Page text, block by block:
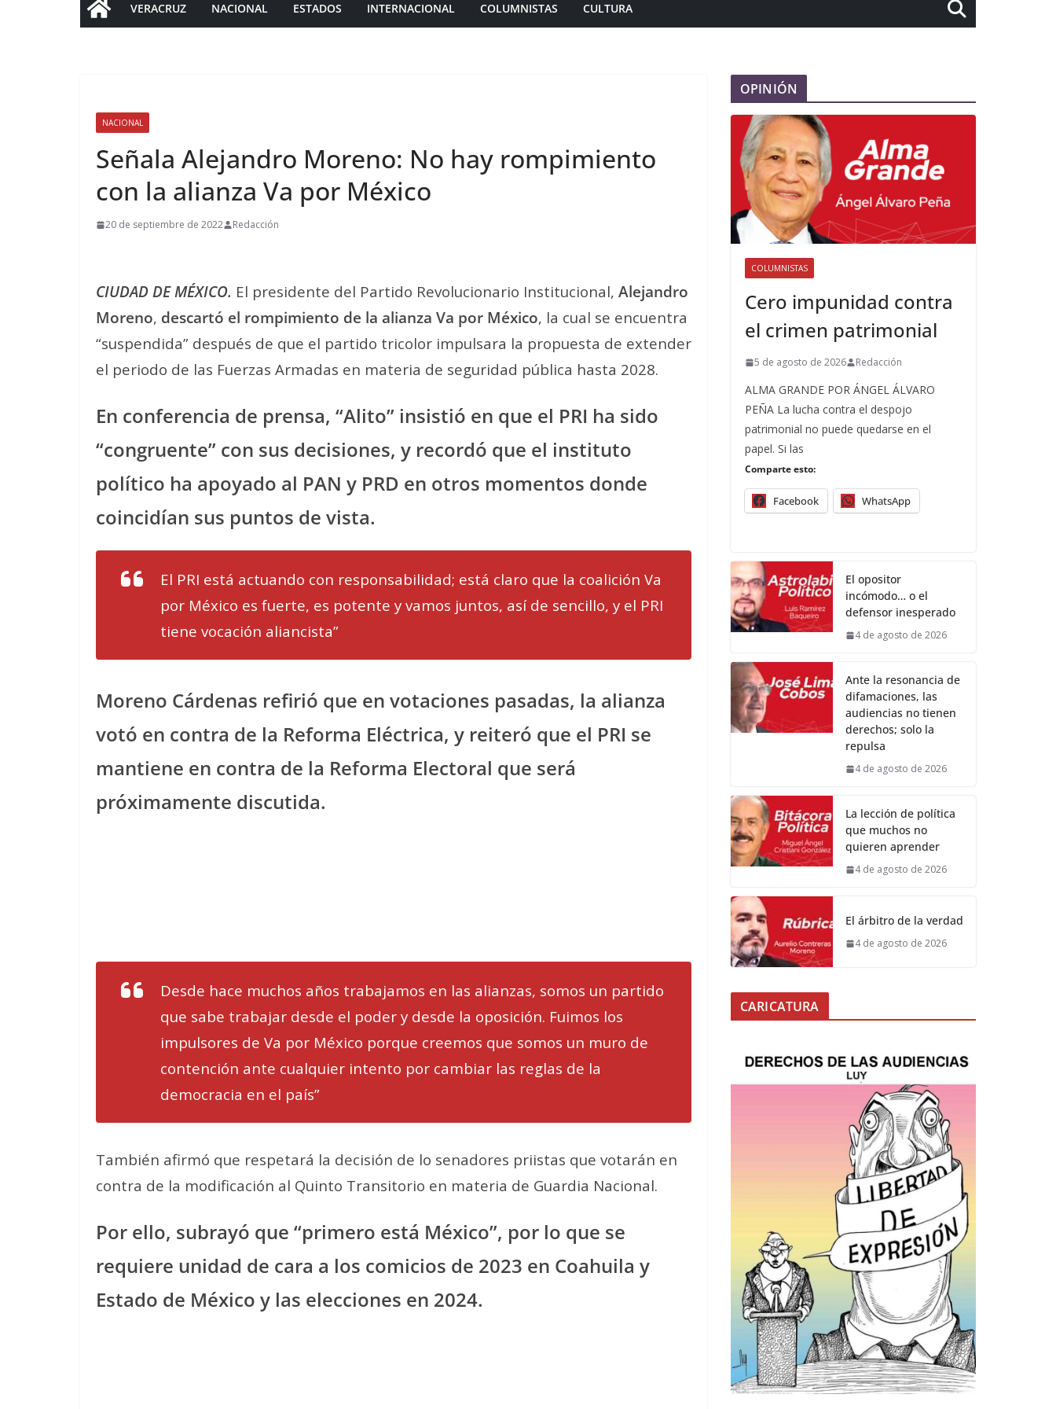
VERACRUZ NACIONAL ESTADOS INTERNACIONAL COLUMNISTAS CULTURA
NACIONAL
Señala Alejandro Moreno: No hay rompimiento
con la alianza Va por México
20 de septiembre de 2022 Redacción
CIUDAD DE MÉXICO. El presidente del Partido Revolucionario Institucional, Alejandro
Moreno, descartó el rompimiento de la alianza Va por México, la cual se encuentra
“suspendida” después de que el partido tricolor impulsara la propuesta de extender
el periodo de las Fuerzas Armadas en materia de seguridad pública hasta 2028.
En conferencia de prensa, “Alito” insistió en que el PRI ha sido
“congruente” con sus decisiones, y recordó que el instituto
político ha apoyado al PAN y PRD en otros momentos donde
coincidían sus puntos de vista.
El PRI está actuando con responsabilidad; está claro que la coalición Va
por México es fuerte, es potente y vamos juntos, así de sencillo, y el PRI
tiene vocación aliancista”
Moreno Cárdenas refirió que en votaciones pasadas, la alianza
votó en contra de la Reforma Eléctrica, y reiteró que el PRI se
mantiene en contra de la Reforma Electoral que será
próximamente discutida.
Desde hace muchos años trabajamos en las alianzas, somos un partido
que sabe trabajar desde el poder y desde la oposición. Fuimos los
impulsores de Va por México porque creemos que somos un muro de
contención ante cualquier intento por cambiar las reglas de la
democracia en el país”
También afirmó que respetará la decisión de lo senadores priistas que votarán en
contra de la modificación al Quinto Transitorio en materia de Guardia Nacional.
Por ello, subrayó que “primero está México”, por lo que se
requiere unidad de cara a los comicios de 2023 en Coahuila y
Estado de México y las elecciones en 2024.
OPINIÓN
COLUMNISTAS
Cero impunidad contra
el crimen patrimonial
5 de agosto de 2026 Redacción
ALMA GRANDE POR ÁNGEL ÁLVARO
PEÑA La lucha contra el despojo
patrimonial no puede quedarse en el
papel. Si las
Comparte esto:
Facebook WhatsApp
El opositor
incómodo… o el
defensor inesperado
4 de agosto de 2026
Ante la resonancia de
difamaciones, las
audiencias no tienen
derechos; solo la
repulsa
4 de agosto de 2026
La lección de política
que muchos no
quieren aprender
4 de agosto de 2026
El árbitro de la verdad
4 de agosto de 2026
CARICATURA